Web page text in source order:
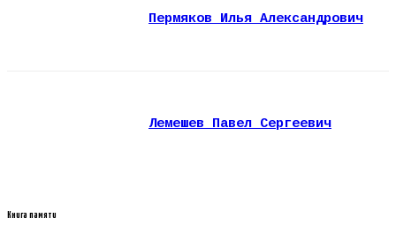
Пермяков Илья Александрович
Лемешев Павел Сергеевич
Книга памяти